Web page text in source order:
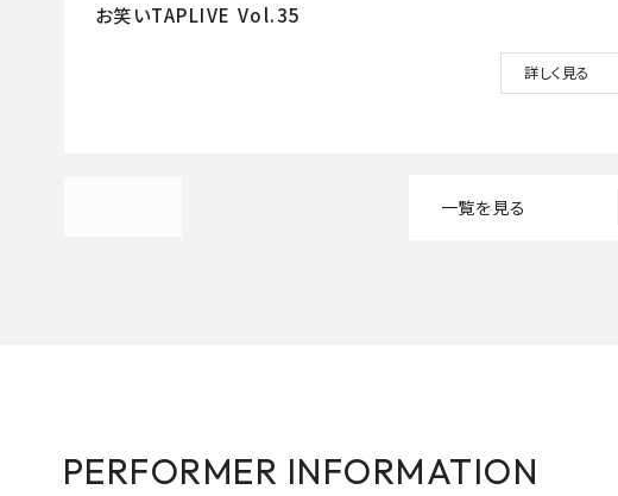
お笑いTAPLIVE Vol.35
詳しく見る
一覧を見る
PERFORMER INFORMATION